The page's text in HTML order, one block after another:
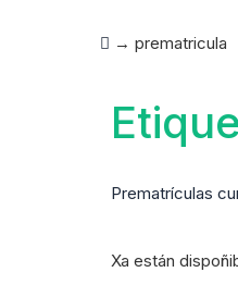
→ prematricula
Prematrículas
Xa están